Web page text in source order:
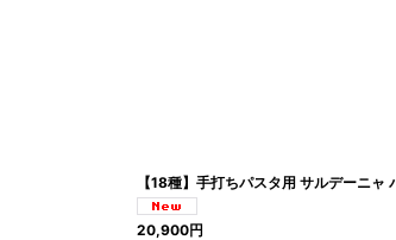
【18種】手打ちパスタ用 サルデーニャ
20,900円